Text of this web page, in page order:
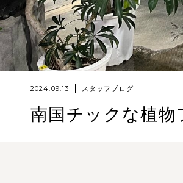
2024.09.13 スタッフブログ
南国チックな植